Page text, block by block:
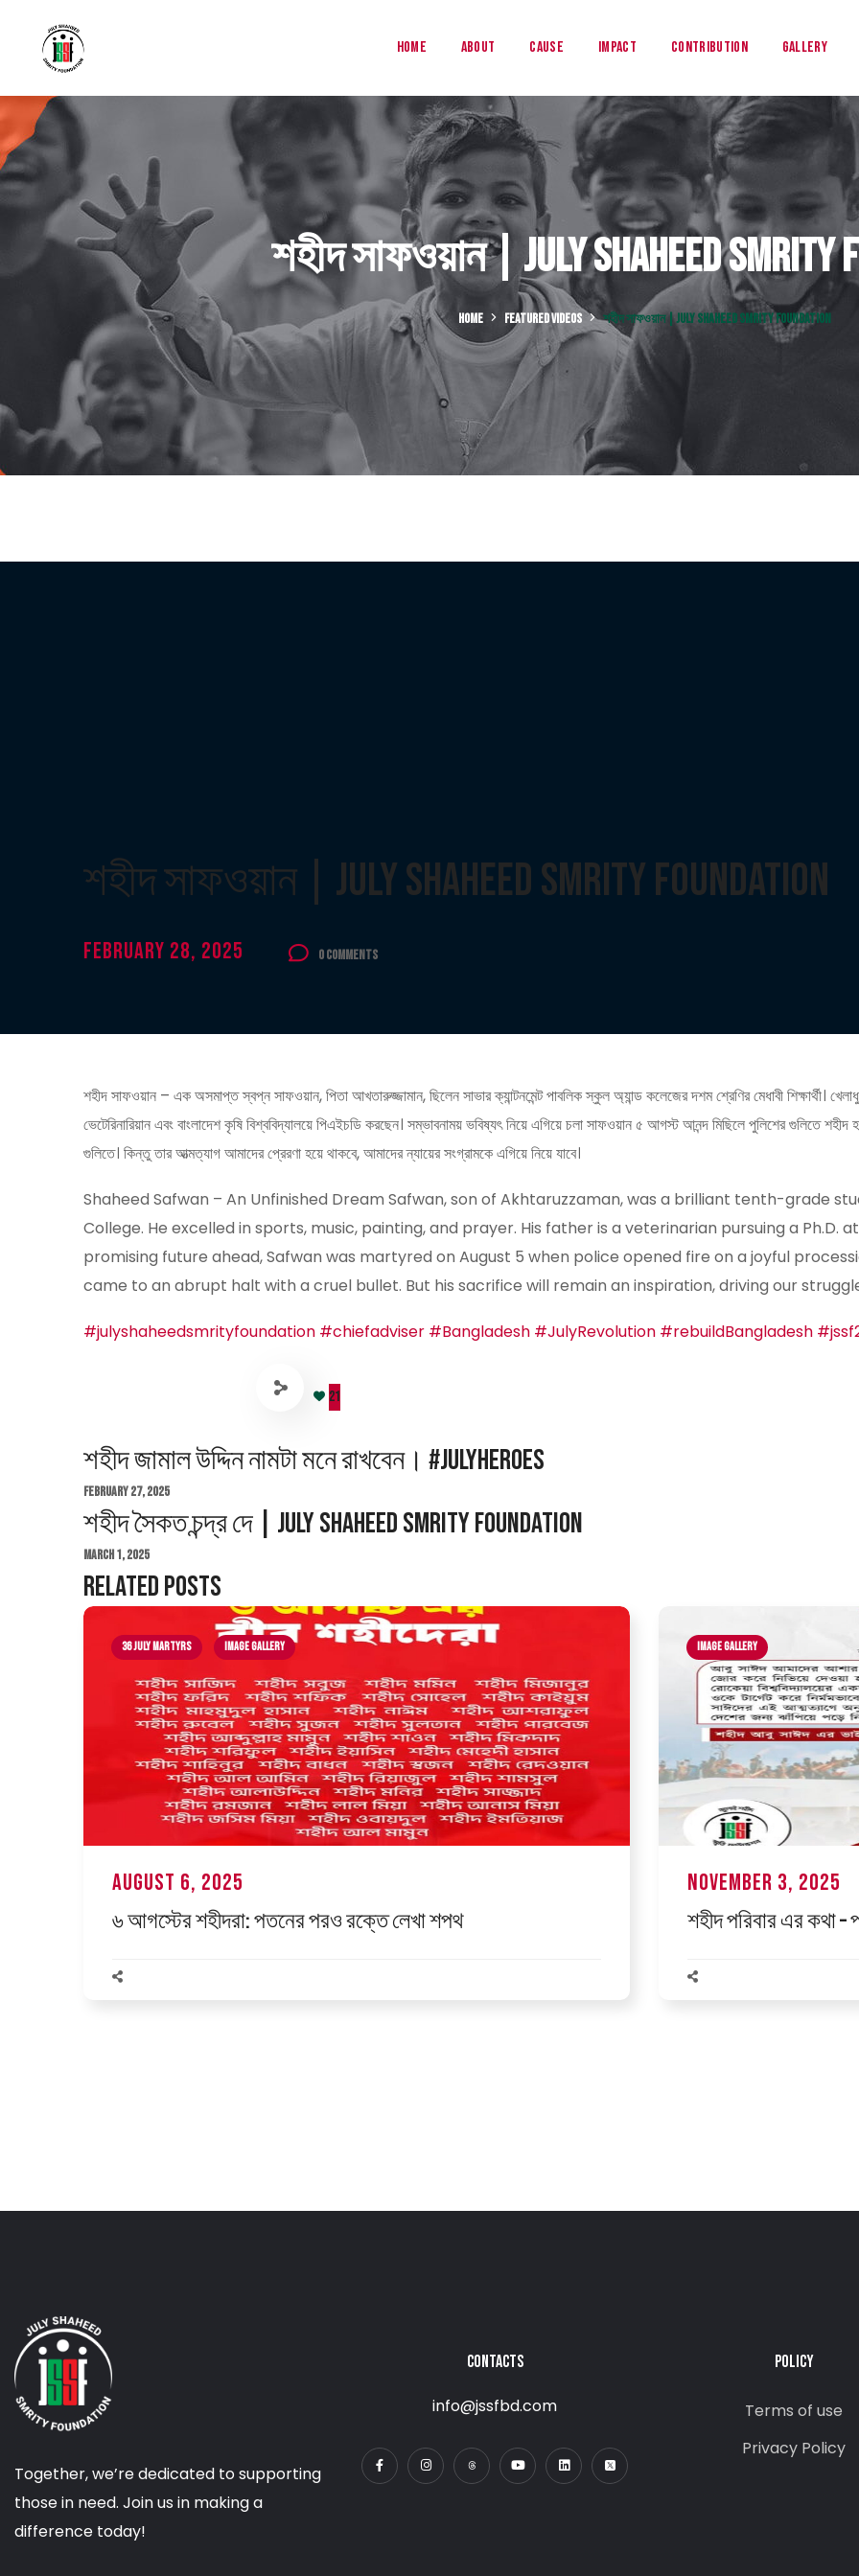
Home About Cause Impact Contribution Gallery
শহীদ সাফওয়ান | July Shaheed Smrity
HOME FEATURED VIDEOS শহীদ সাফওয়ান | JULY SHAHEED SMRITY FOUNDATION
শহীদ সাফওয়ান | July Shaheed Smrity Foundation
February 28, 2025 0 Comments
শহীদ সাফওয়ান – এক অসমাপ্ত স্বপ্ন সাফওয়ান, পিতা আখতারুজ্জামান, ছিলেন সাভার ক্যান্টনমেন্ট পাবলিক স্কুল অ্যান্ড কলেজের দশম শ্রেণির মেধাবী শিক্ষার্থী।
ভেটেরিনারিয়ান এবং বাংলাদেশ কৃষি বিশ্ববিদ্যালয়ে পিএইচডি করছেন। সম্ভাবনাময় ভবিষ্যৎ নিয়ে এগিয়ে চলা সাফওয়ান ৫ আগস্ট আনন্দ মিছিলে পুলিশের গুলিতে
গুলিতে। কিন্তু তার আত্মত্যাগ আমাদের প্রেরণা হয়ে থাকবে, আমাদের ন্যায়ের সংগ্রামকে এগিয়ে নিয়ে যাবে।
Shaheed Safwan – An Unfinished Dream Safwan, son of Akhtaruzzaman, was a brilliant tenth-grade
College. He excelled in sports, music, painting, and prayer. His father is a veterinarian pursuing a Ph.D.
promising future ahead, Safwan was martyred on August 5 when police opened fire on a joyful
came to an abrupt halt with a cruel bullet. But his sacrifice will remain an inspiration, driving our
#julyshaheedsmrityfoundation #chiefadviser #Bangladesh #JulyRevolution #rebuildBangladesh
21
শহীদ জামাল উদ্দিন নামটা মনে রাখবেন। #JulyHeroes
February 27, 2025
শহীদ সৈকত চন্দ্র দে | July Shaheed Smrity Foundation
March 1, 2025
Related Posts
36 July Martyrs Image Gallery
August 6, 2025
৬ আগস্টের শহীদরা: পতনের পরও রক্তে লেখা শপথ
Image Gallery
November 3, 2025
শহীদ পরিবার এর কথা –
Together, we’re dedicated to supporting
those in need. Join us in making a
difference today!
CONTACTS
info@jssfbd.com
POLICY
Terms of use
Privacy Policy